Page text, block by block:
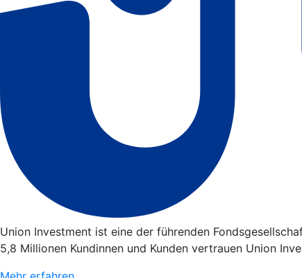
Union Investment ist eine der führenden
5,8 Millionen Kundinnen und Kunden vertrauen Union